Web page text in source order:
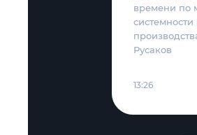
времени по
Русаков
13:26